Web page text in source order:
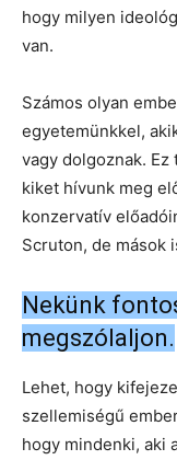
hogy milyen
van.
Számos olyan
egyetemünkkel,
vagy dolgoznak.
kiket hívunk meg
konzervatív
Scruton, de mások
Nekünk
megszólaljon.
Lehet, hogy
szellemiségű
hogy mindenki, aki